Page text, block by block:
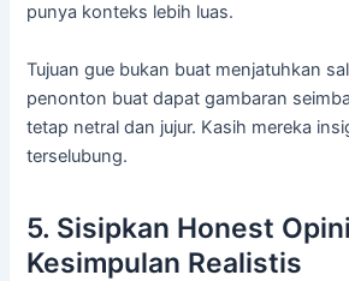
punya konteks lebih luas.
Tujuan gue bukan buat menjatuhkan
penonton buat dapat gambaran
tetap netral dan jujur. Kasih mereka
terselubung.
5. Sisipkan Honest
Kesimpulan Realistis